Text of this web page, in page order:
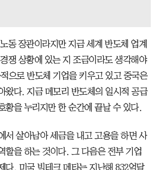
동 장관이라지만 지금 세계 반도체 업계
쟁 상황에 있는 지 조금이라도 생각해야
으로 반도체 기업을 키우고 있고 중국은
왔다. 지금 메모리 반도체의 일시적 공급
황을 누리지만 한 순간에 끝날 수 있다.
서 살아남아 세금을 내고 고용을 하면 사
할을 하는 것이다. 그 다음은 전부 기업
다. 미국 빅테크 메타는 지난해 832억달